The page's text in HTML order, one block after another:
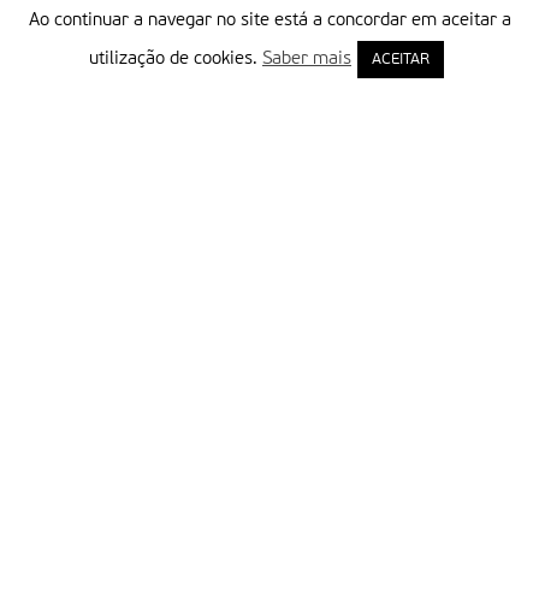
Ao continuar a navegar no site está a concordar em aceitar a
utilização de cookies. Saber mais ACEITAR